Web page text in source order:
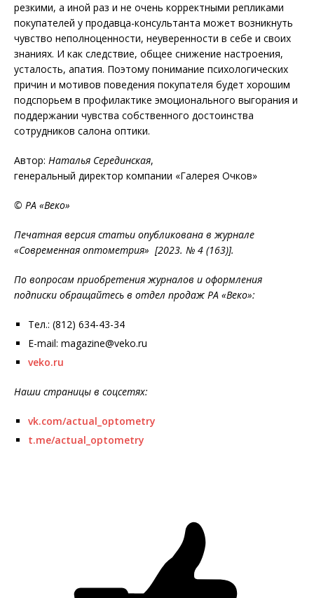
резкими, а иной раз и не очень корректными репликами
покупателей у продавца-консультанта может возникнуть
чувство неполноценности, неуверенности в себе и своих
знаниях. И как следствие, общее снижение настроения,
усталость, апатия. Поэтому понимание психологических
причин и мотивов поведения покупателя будет хорошим
подспорьем в профилактике эмоционального выгорания и
поддержании чувства собственного достоинства
сотрудников салона оптики.
Автор: Наталья Серединская,
генеральный директор компании «Галерея Очков»
© РА «Веко»
Печатная версия статьи опубликована в журнале
«Современная оптометрия» [2023. № 4 (163)].
По вопросам приобретения журналов и оформления
подписки обращайтесь в отдел продаж РА «Веко»:
Тел.: (812) 634-43-34
E-mail: magazine@veko.ru
veko.ru
Наши страницы в соцсетях:
vk.com/actual_optometry
t.me/actual_optometry